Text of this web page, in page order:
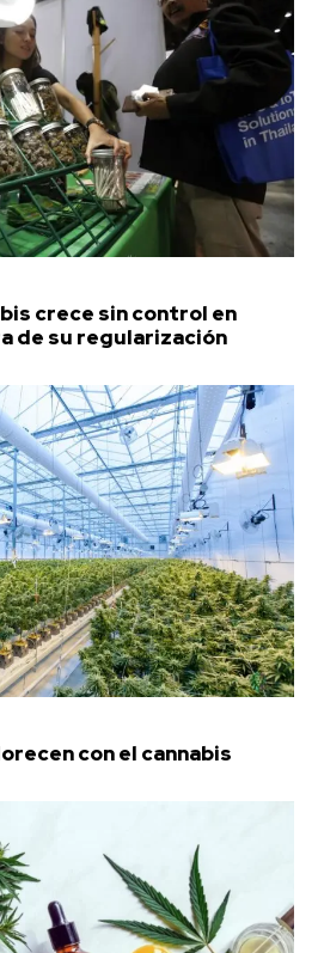
crece sin control en
de su regularización
con el cannabis